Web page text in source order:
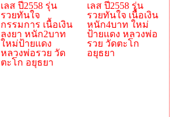
เลส ปี2558 รุ่น
รวยทันใจ
กรรมการ เนื้อเงิน
ลงยา หนัก2บาท
ใหม่ป้ายแดง
หลวงพ่อรวย วัด
ตะโก อยุธยา
เลส ปี2558 รุ่น
รวยทันใจ เนื้อเงิน
หนัก4บาท ใหม่
ป้ายแดง หลวงพ่อ
รวย วัดตะโก
อยุธยา